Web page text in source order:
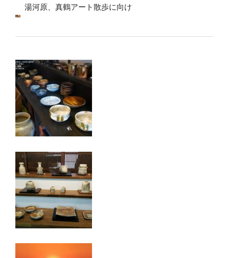
湯河原、真鶴アート散歩に向け